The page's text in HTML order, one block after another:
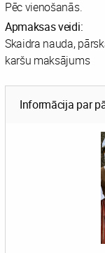
Pēc vienošanās.
Apmaksas veidi:
Skaidra nauda,
karšu maksājums
Informācija par